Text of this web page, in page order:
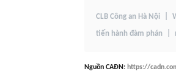
CLB Công an Hà Nội
tiến hành đàm phán
Nguồn CAĐN: https://